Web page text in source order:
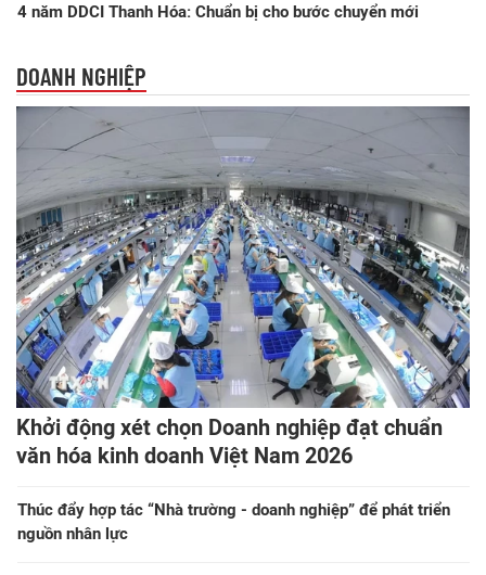
4 năm DDCI Thanh Hóa: Chuẩn bị cho bước chuyển mới
DOANH NGHIỆP
Khởi động xét chọn Doanh nghiệp đạt chuẩn
văn hóa kinh doanh Việt Nam 2026
Thúc đẩy hợp tác “Nhà trường - doanh nghiệp” để phát triển
nguồn nhân lực